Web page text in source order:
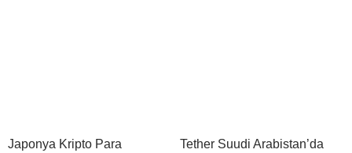
Japonya Kripto Para
Tether Suudi Arabistan’da